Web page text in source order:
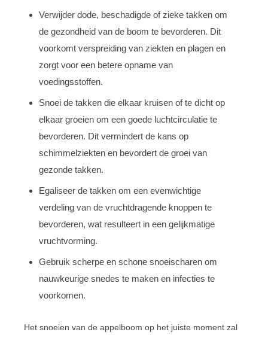
Verwijder dode, beschadigde of zieke takken om
de gezondheid van de boom te bevorderen. Dit
voorkomt verspreiding van ziekten en plagen en
zorgt voor een betere opname van
voedingsstoffen.
Snoei de takken die elkaar kruisen of te dicht op
elkaar groeien om een goede luchtcirculatie te
bevorderen. Dit vermindert de kans op
schimmelziekten en bevordert de groei van
gezonde takken.
Egaliseer de takken om een evenwichtige
verdeling van de vruchtdragende knoppen te
bevorderen, wat resulteert in een gelijkmatige
vruchtvorming.
Gebruik scherpe en schone snoeischaren om
nauwkeurige snedes te maken en infecties te
voorkomen.
Het snoeien van de appelboom op het juiste moment zal